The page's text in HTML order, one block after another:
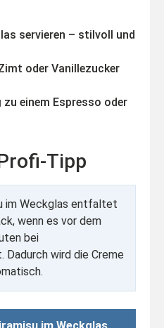
servieren – stilvoll und
oder Vanillezucker
einem Espresso oder
Tipp
im Weckglas entfaltet
wenn es vor dem
bei
wird die Creme